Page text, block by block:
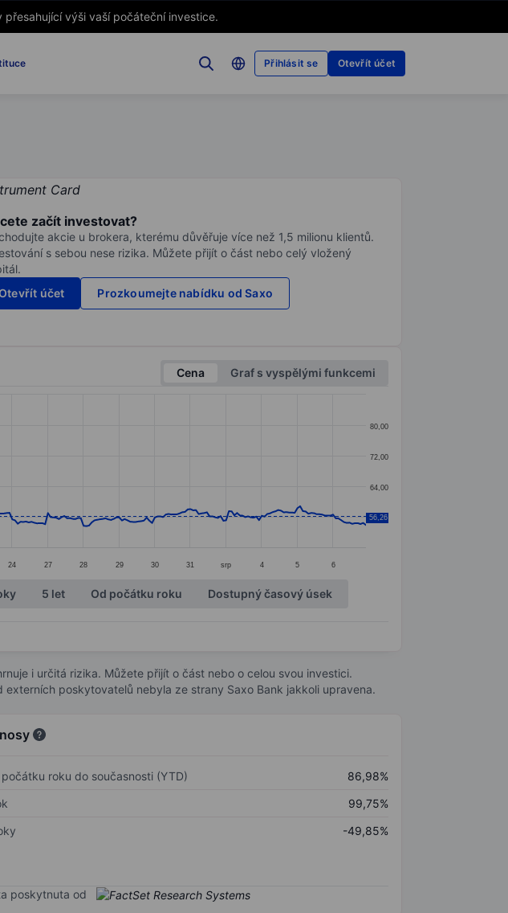
výši vaší počáteční investice.
Přihlásit se Otevřít účet
začít investovat?
akcie u brokera, kterému důvěřuje více než 1,5 milionu klientů.
s sebou nese rizika. Můžete přijít o část nebo celý vložený
účet
Prozkoumejte nabídku od Saxo
Cena
Graf s vyspělými funkcemi
24 27 28 29 30 31 srp 4 5 6
56,00
64,00
72,00
80,00
56,26
5 let Od počátku roku Dostupný časový úsek
i určitá rizika. Můžete přijít o část nebo o celou svou investici.
poskytovatelů nebyla ze strany Saxo Bank jakkoli upravena.
roku do současnosti (YTD)
86,98%
99,75%
-49,85%
poskytnuta od